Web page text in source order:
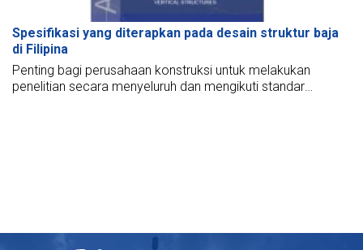
Spesifikasi yang diterapkan pada desain struktur baja
di Filipina
Penting bagi perusahaan konstruksi untuk melakukan
penelitian secara menyeluruh dan mengikuti standar